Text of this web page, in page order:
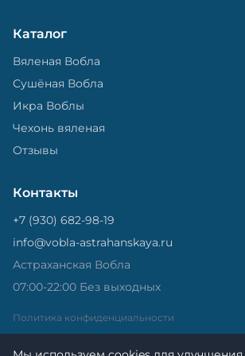
Каталог
Вяленая Вобла
Сушёная Вобла
Икра Воблы
Чехонь вяленая
Отзывы
Контакты
+7 (930) 682-98-19
info@vobla-astrahanskaya.ru
Астраханская Вобла
07:00-22:00 Без выходных
Политика конфиденциальности